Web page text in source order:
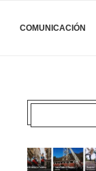
COMUNICACIÓN